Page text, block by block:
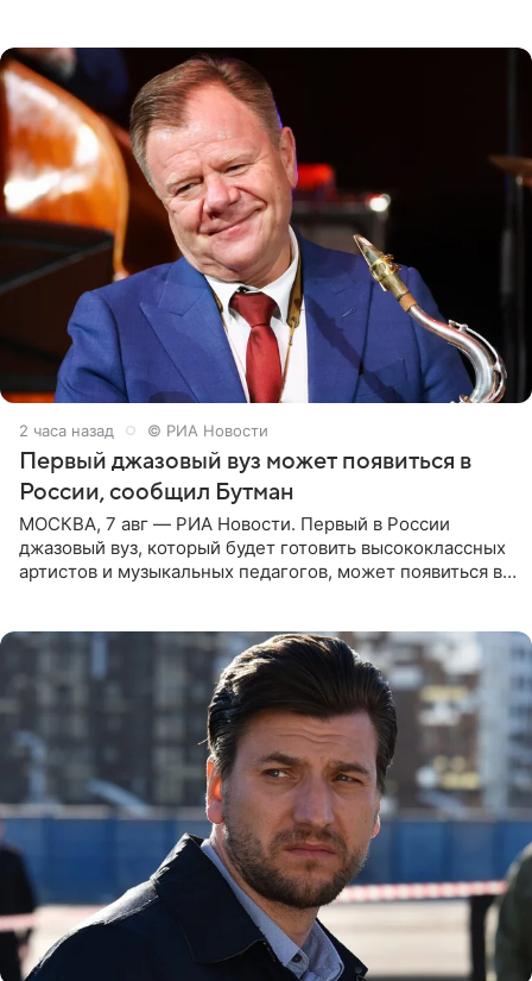
2 часа назад © РИА Новости
Первый джазовый вуз может появиться в
России, сообщил Бутман
МОСКВА, 7 авг — РИА Новости. Первый в России
джазовый вуз, который будет готовить высококлассных
артистов и музыкальных педагогов, может появиться в